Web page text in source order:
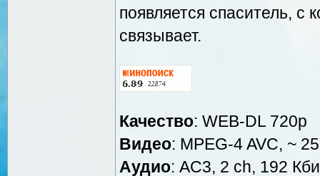
появляется спаситель,
связывает.
Качество: WEB-DL 720p
Видео: MPEG-4 AVC, ~
Аудио: AC3, 2 ch, 192